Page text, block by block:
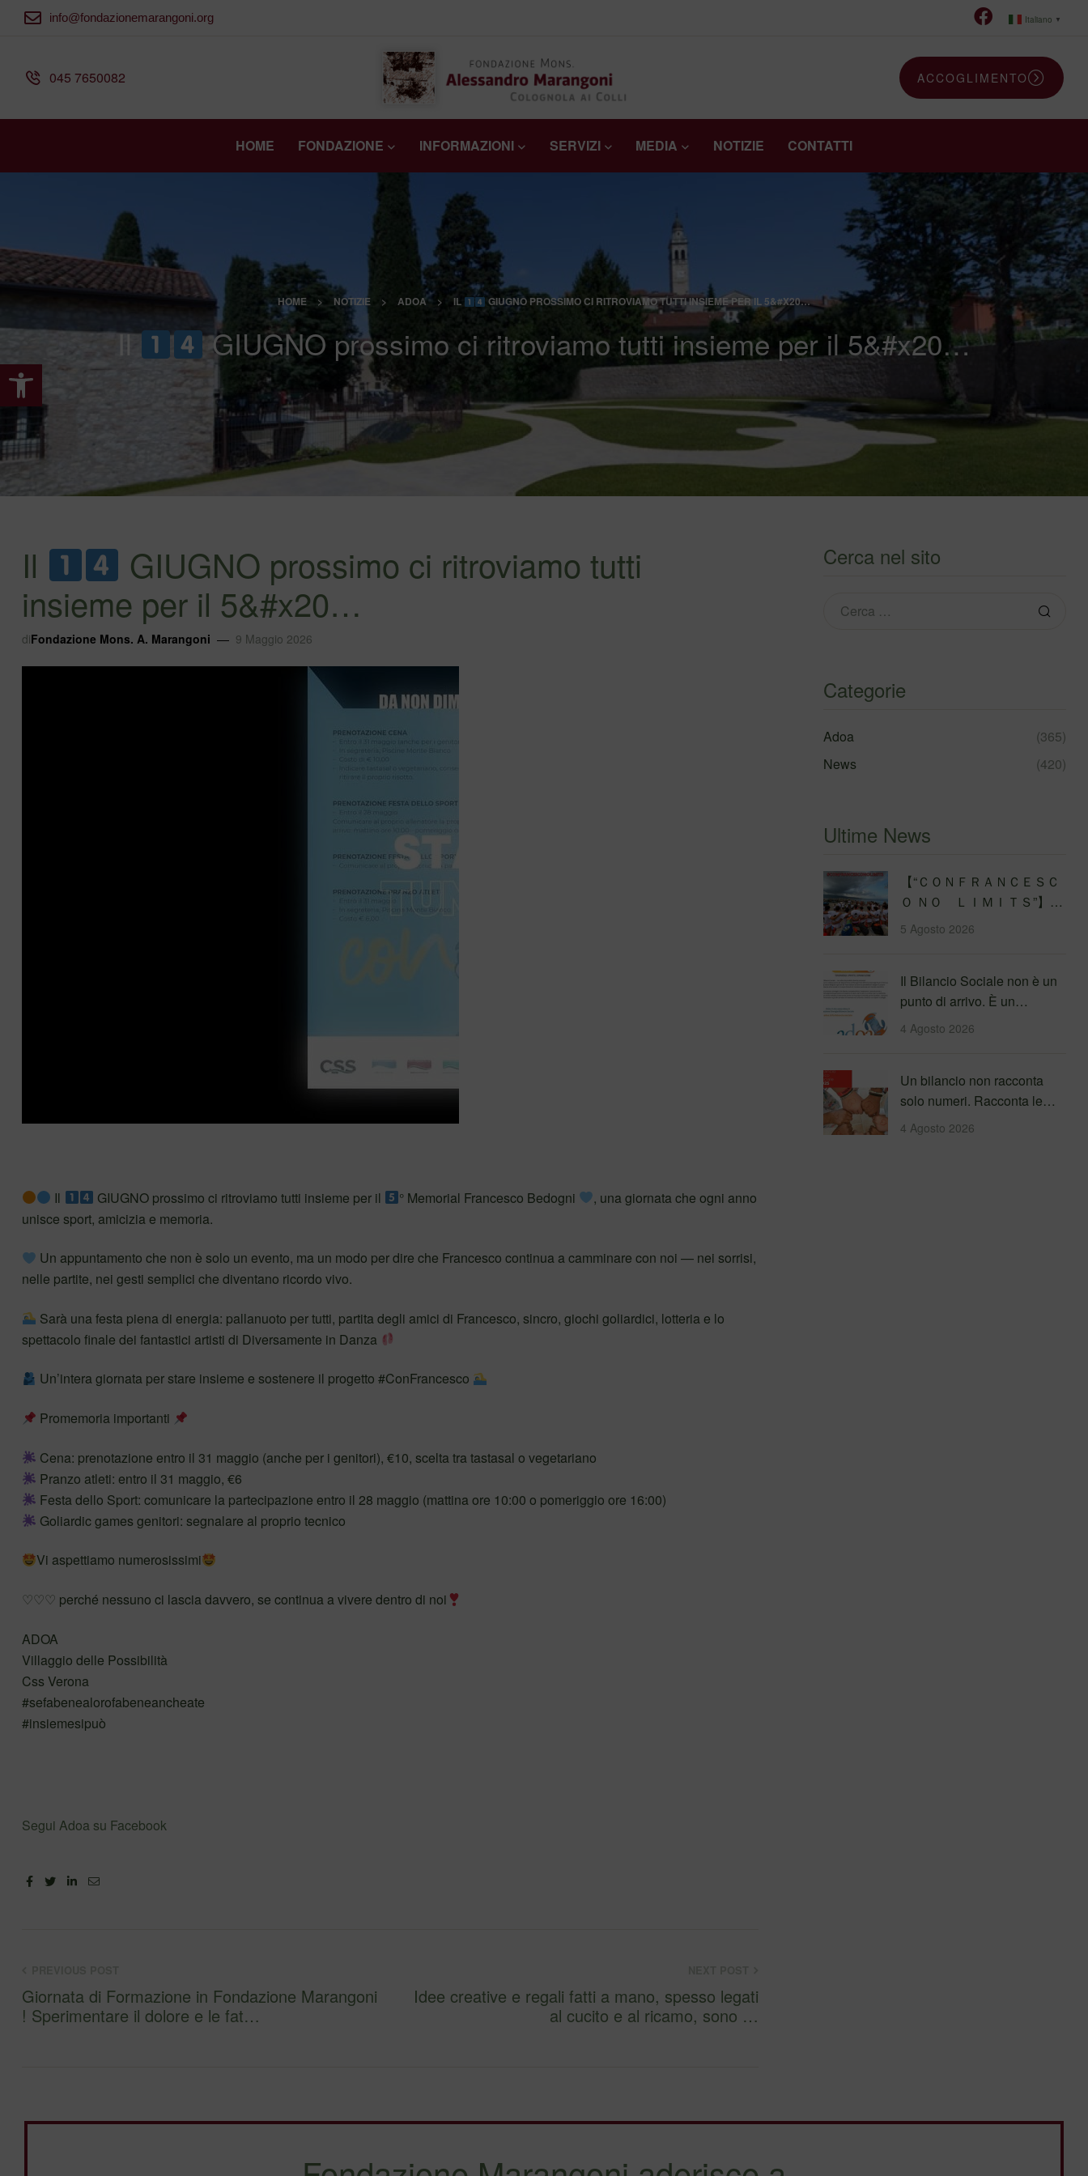
Apri la barra degli strumenti
info@fondazionemarangoni.org Italiano ▼
045 7650082 ACCOGLIMENTO
HOME FONDAZIONE INFORMAZIONI SERVIZI MEDIA NOTIZIE CONTATTI
HOME > NOTIZIE > ADOA > IL GIUGNO PROSSIMO CI RITROVIAMO TUTTI INSIEME PER IL 5&#X20…
Il GIUGNO prossimo ci ritroviamo tutti insieme per il 5&#x20…
Il
GIUGNO prossimo ci ritroviamo tutti
insieme per il 5&#x20…
diFondazione Mons. A. Marangoni 9 Maggio 2026
Il GIUGNO prossimo ci ritroviamo tutti insieme per il ° Memorial Francesco Bedogni
, una giornata che ogni anno
unisce sport, amicizia e memoria.
Un appuntamento che non è solo un evento, ma un modo per dire che Francesco continua a camminare con noi — nei sorrisi,
nelle partite, nei gesti semplici che diventano ricordo vivo.
Sarà una festa piena di energia: pallanuoto per tutti, partita degli amici di Francesco, sincro, giochi goliardici, lotteria e lo
spettacolo finale dei fantastici artisti di Diversamente in Danza
Un’intera giornata per stare insieme e sostenere il progetto #ConFrancesco
Promemoria importanti
Cena: prenotazione entro il 31 maggio (anche per i genitori), €10, scelta tra tastasal o vegetariano
Pranzo atleti: entro il 31 maggio, €6
Festa dello Sport: comunicare la partecipazione entro il 28 maggio (mattina ore 10:00 o pomeriggio ore 16:00)
Goliardic games genitori: segnalare al proprio tecnico
Vi aspettiamo numerosissimi
♡♡♡ perché nessuno ci lascia davvero, se continua a vivere dentro di noi
ADOA
Villaggio delle Possibilità
Css Verona
#sefabenealorofabeneancheate
#insiemesipuò
Segui Adoa su Facebook
FacebookTwitterLinkedin
Email
Giornata di Formazione in Fondazione Marangoni
! Sperimentare il dolore e le fat…
Idee creative e regali fatti a mano, spesso legati
al cucito e al ricamo, sono …
Cerca nel sito
Categorie
Adoa
(365)
News
(420)
Ultime News
【 “ＣＯＮＦＲＡＮＣＥＳＣ
Ｏ ＮＯ ＬＩＭＩＴＳ”】
Traversata dello Stretto di
Messina
5 Agosto 2026
Il Bilancio Sociale non è un
punto di arrivo. È un
percorso che genera
valore!…
4 Agosto 2026
Un bilancio non racconta
solo numeri. Racconta le
persone incontrate, i
percorsi…
4 Agosto 2026